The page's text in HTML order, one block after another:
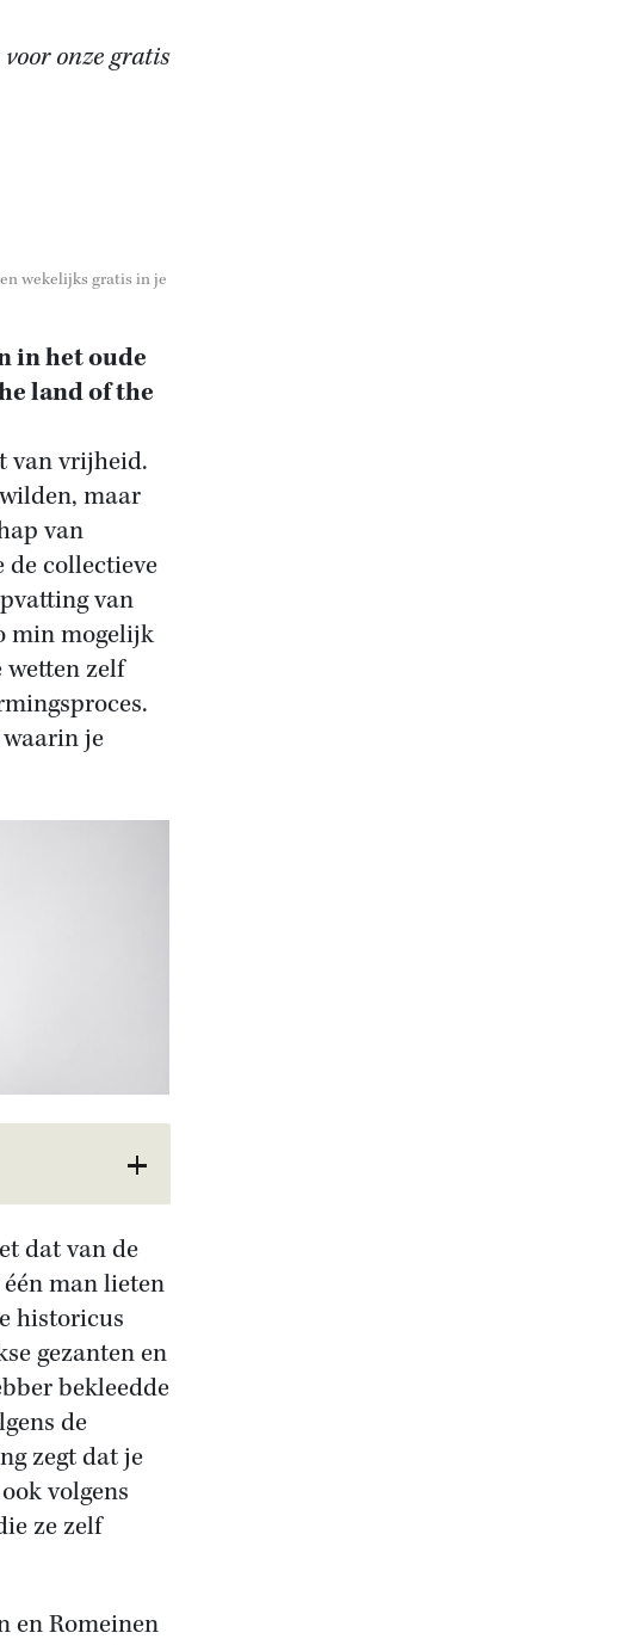
onze gratis
wekelijks gratis in je
in het oude
land of the
van vrijheid.
maar
van
de collectieve
van
min mogelijk
zelf
je
dat van de
man lieten
historicus
gezanten en
bekleedde
de
zegt dat je
volgens
ze zelf
en Romeinen